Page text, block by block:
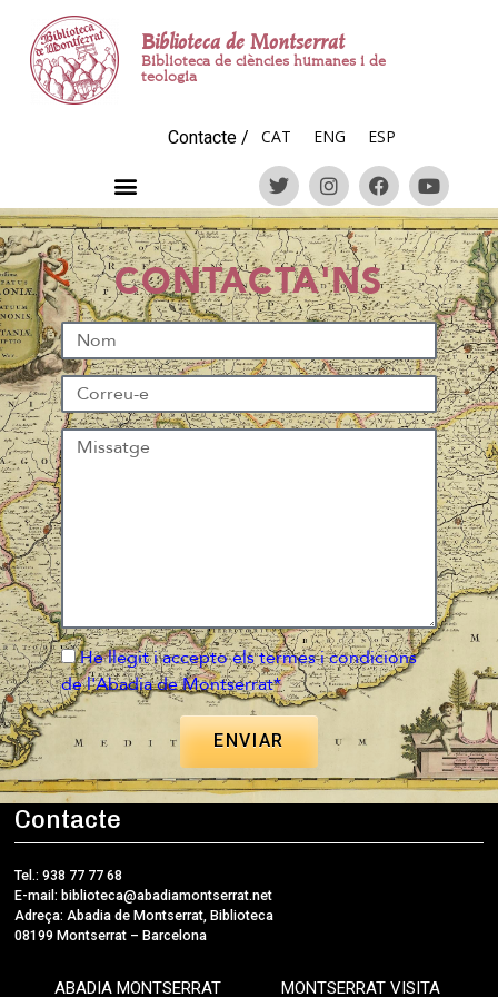
Biblioteca de Montserrat
Biblioteca de ciències humanes i de
teologia
Contacte / CAT ENG ESP
CONTACTA'NS
He llegit i accepto els termes i condicions
de l'Abadia de Montserrat*
ENVIAR
Contacte
Tel.: 938 77 77 68
E-mail: biblioteca@abadiamontserrat.net
Adreça: Abadia de Montserrat, Biblioteca
08199 Montserrat – Barcelona
ABADIA MONTSERRAT MONTSERRAT VISITA